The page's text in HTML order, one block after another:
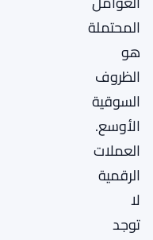
المحتملة
هو
الظروف
السوقية
الأوسع.
العملات
الرقمية
لا
توجد